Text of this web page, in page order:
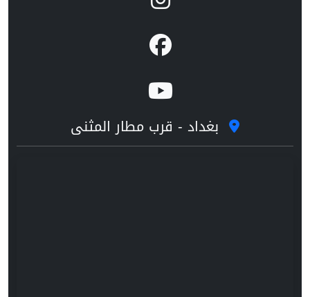
بغداد - قرب مطار المثنى